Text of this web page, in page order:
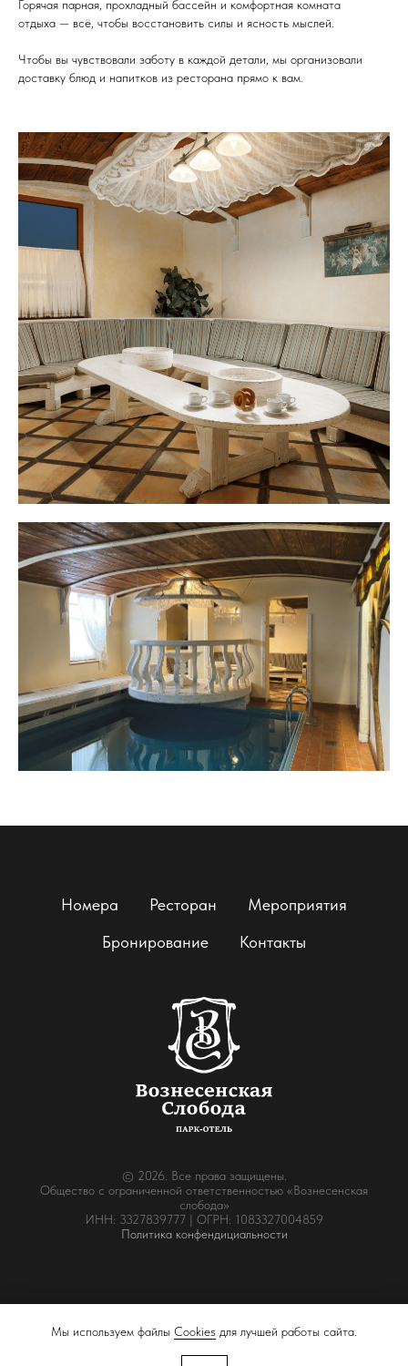
Горячая парная, прохладный бассейн и комфортная комната
отдыха — всё, чтобы восстановить силы и ясность мыслей.
Чтобы вы чувствовали заботу в каждой детали, мы организовали
доставку блюд и напитков из ресторана прямо к вам.
Номера Ресторан
Мероприятия
Бронирование
Контакты
© 2026. Все права защищены.
Общество с ограниченной ответственностью «Вознесенская
слобода»
ИНН: 3327839777 | ОГРН: 1083327004859
Политика конфендициальности
Мы используем файлы Cookies для лучшей работы сайта.